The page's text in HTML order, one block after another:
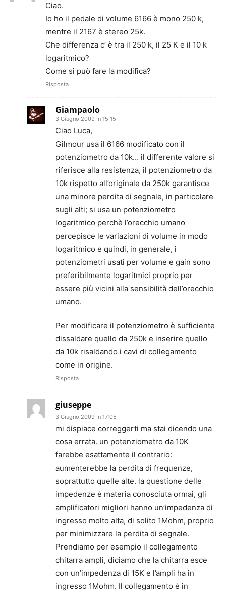
Ciao.
Io ho il pedale di volume 6166 è mono 250 k,
mentre il 2167 è stereo 25k.
Che differenza c’ è tra il 250 k, il 25 K e il 10 k
logaritmico?
Come si può fare la modifica?
Risposta
Giampaolo
3 Giugno 2009 In 15:15
Ciao Luca,
Gilmour usa il 6166 modificato con il
potenziometro da 10k… il differente valore si
riferisce alla resistenza, il potenziometro da
10k rispetto all’originale da 250k garantisce
una minore perdita di segnale, in particolare
sugli alti; si usa un potenziometro
logaritmico perchè l’orecchio umano
percepisce le variazioni di volume in modo
logaritmico e quindi, in generale, i
potenziometri usati per volume e gain sono
preferibilmente logaritmici proprio per
essere più vicini alla sensibilità dell’orecchio
umano.
Per modificare il potenziometro è sufficiente
dissaldare quello da 250k e inserire quello
da 10k risaldando i cavi di collegamento
come in origine.
Risposta
giuseppe
3 Giugno 2009 In 17:05
mi dispiace correggerti ma stai dicendo una
cosa errata. un potenziometro da 10K
farebbe esattamente il contrario:
aumenterebbe la perdita di frequenze,
soprattutto quelle alte. la questione delle
impedenze è materia conosciuta ormai, gli
amplificatori migliori hanno un’impedenza di
ingresso molto alta, di solito 1Mohm, proprio
per minimizzare la perdita di segnale.
Prendiamo per esempio il collegamento
chitarra ampli, diciamo che la chitarra esce
con un’impedenza di 15K e l’ampli ha in
ingresso 1Mohm. Il collegamento è in